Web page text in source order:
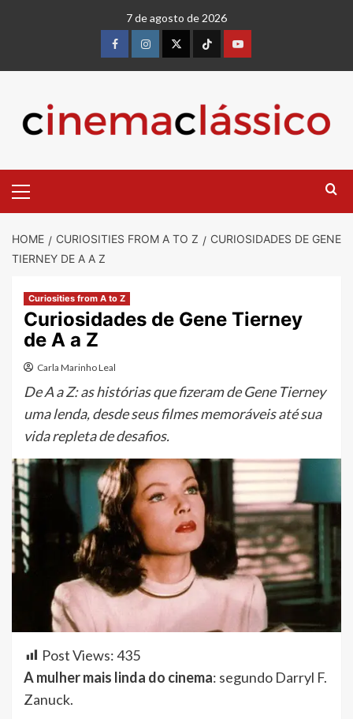
7 de agosto de 2026
HOME CURIOSITIES FROM A TO Z
CURIOSIDADES DE GENE
TIERNEY DE A A Z
Curiosities from A to Z
Curiosidades de Gene Tierney
de A a Z
Carla Marinho Leal
De A a Z: as histórias que fizeram de Gene Tierney
uma lenda, desde seus filmes memoráveis até sua
vida repleta de desafios.
Post Views:435
A mulher mais linda do cinema: segundo Darryl F.
Zanuck.